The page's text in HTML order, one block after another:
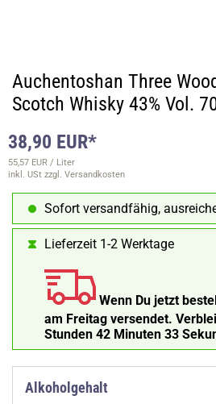
Auchentoshan Three
Scotch Whisky 43% Vol.
38,90 EUR*
55,57 EUR / Liter
inkl. USt zzgl. Versandkosten
Sofort versandfähig,
Lieferzeit 1-2 Werktage
Wenn Du jetzt
am Freitag versendet.
Stunden 42 Minuten 32
Alkoholgehalt